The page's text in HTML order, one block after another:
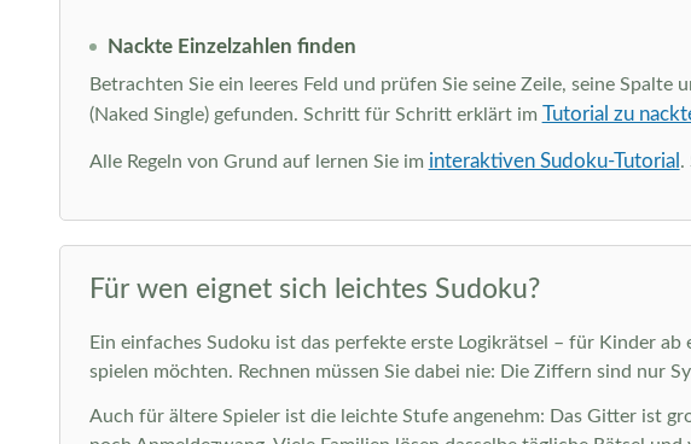
Nackte Einzelzahlen finden
Betrachten Sie ein leeres Feld und prüfen Sie seine Zeile, seine
(Naked Single) gefunden. Schritt für Schritt erklärt im Tutorial zu
Alle Regeln von Grund auf lernen Sie im interaktiven Sudoku-Tutorial .
Für wen eignet sich leichtes Sudoku?
Ein einfaches Sudoku ist das perfekte erste Logikrätsel – für Kinder
spielen möchten. Rechnen müssen Sie dabei nie: Die Ziffern sind nur
Auch für ältere Spieler ist die leichte Stufe angenehm: Das Gitter ist